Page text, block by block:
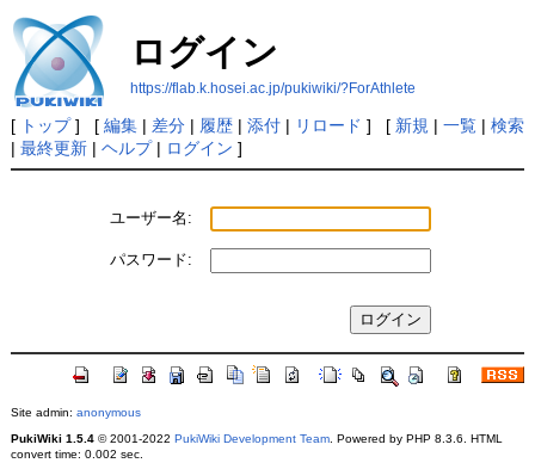
ログイン
https://flab.k.hosei.ac.jp/pukiwiki/?ForAthlete
[ トップ] [ 編集| 差分| 履歴| 添付| リロード ] [ 新規 | 一覧| 検索
| 最終更新| ヘルプ| ログイン ]
ユーザー名:
パスワード:
Site admin: anonymous
PukiWiki 1.5.4© 2001-2022 PukiWiki Development Team. Powered by PHP 8.3.6. HTML
convert time: 0.002 sec.